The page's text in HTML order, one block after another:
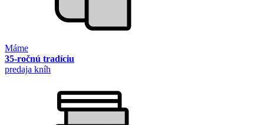
Máme
35-ročnú tradíciu
predaja kníh